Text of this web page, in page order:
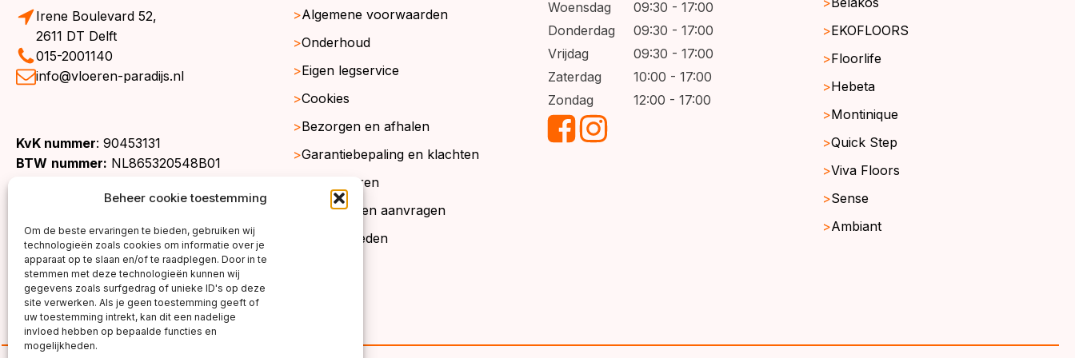
Beheer cookie toestemming
Om de beste ervaringen te bieden, gebruiken wij
technologieën zoals cookies om informatie over je
apparaat op te slaan en/of te raadplegen. Door in te
stemmen met deze technologieën kunnen wij
gegevens zoals surfgedrag of unieke ID's op deze
site verwerken. Als je geen toestemming geeft of
uw toestemming intrekt, kan dit een nadelige
invloed hebben op bepaalde functies en
mogelijkheden.
Irene Boulevard 52,
2611 DT Delft
015-2001140
info@vloeren-paradijs.nl
KvK nummer: 90453131
BTW nummer: NL865320548B01
Algemene voorwaarden
Onderhoud
Eigen legservice
Cookies
Bezorgen en afhalen
Garantiebepaling en klachten
Retourneren
Gratis stalen aanvragen
Werkgebieden
Woensdag
09:30 - 17:00
Donderdag
09:30 - 17:00
Vrijdag
09:30 - 17:00
Zaterdag
10:00 - 17:00
Zondag
12:00 - 17:00
EKOFLOORS
Floorlife
Hebeta
Montinique
Quick Step
Viva Floors
Sense
Ambiant